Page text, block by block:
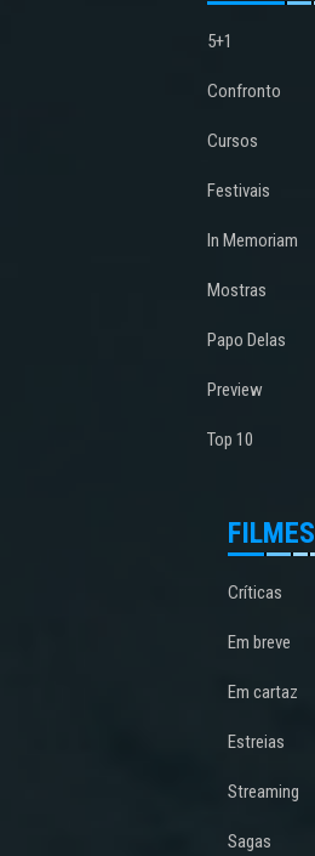
5+1
Confronto
Cursos
Festivais
In Memoriam
Mostras
Papo Delas
Preview
Top 10
FILMES
Críticas
Em breve
Em cartaz
Estreias
Streaming
Sagas